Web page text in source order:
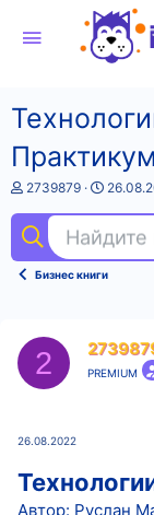
А
т
о
т
2739879
Д
а
н
а
а
Бизнес книги
2 PREMIUM
26.08.2022
Автор: Руслан